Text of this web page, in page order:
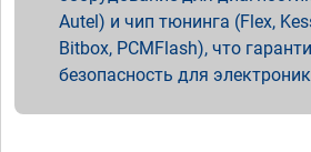
Autel) и чип тюнинга (Flex,
Bitbox, PCMFlash), что
безопасность для